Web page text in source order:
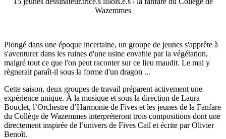
Wazemmes
Plongé dans une époque incertaine, un groupe de jeunes s'apprête à
s'aventurer dans les ruines d'une usine envahie par la végétation,
malgré tout ce que l'on peut raconter sur ce lieu maudit. Le mal y
règnerait paraît-il sous la forme d'un dragon ...
Cette saison, deux groupes de travail préparent activement une
expérience unique. À la musique et sous la direction de Laura
Bouclet, l’Orchestre d’Harmonie de Fives et les jeunes de la Fanfare
du Collège de Wazemmes interpréteront trois compositions dont une
directement inspirée de l’univers de Fives Cail et écrite par Olivier
Benoît.